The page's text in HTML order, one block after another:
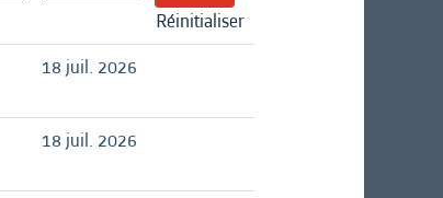
Réinitialiser
18 juil. 2026
18 juil. 2026